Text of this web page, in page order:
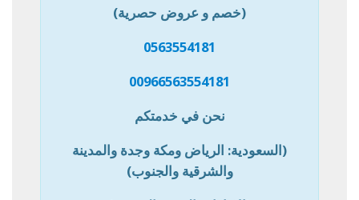
(خصم و عروض حصرية)
0563554181
00966563554181
نحن في خدمتكم
(السعودية: الرياض ومكة وجدة والمدينة
والشرقية والجنوب)